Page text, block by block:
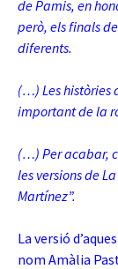
de Pamis, en
però, els finals
diferents.
(…) Les històries
important de la
(…) Per acabar,
les versions de
Martínez”.
La versió
nom Amàlia